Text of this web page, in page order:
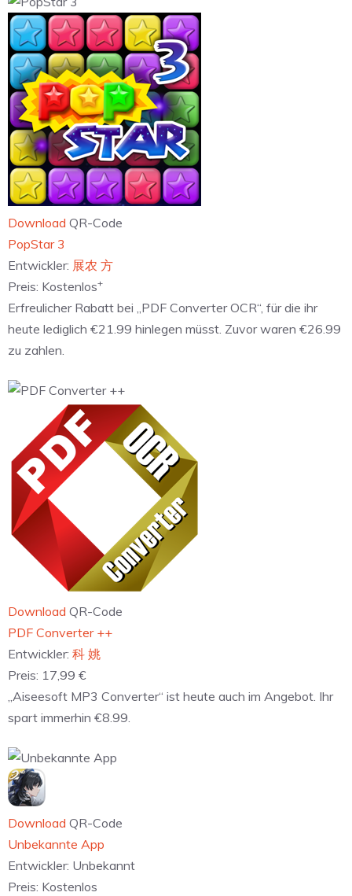
Download QR-Code
‎PopStar 3
Entwickler: 展农 方
Preis: Kostenlos+
Erfreulicher Rabatt bei „PDF Converter OCR“, für die ihr
heute lediglich €21.99 hinlegen müsst. Zuvor waren €26.99
zu zahlen.
Download QR-Code
‎PDF Converter ++
Entwickler: 科 姚
Preis: 17,99 €
„Aiseesoft MP3 Converter“ ist heute auch im Angebot. Ihr
spart immerhin €8.99.
Download QR-Code
Unbekannte App
Entwickler: Unbekannt
Preis: Kostenlos